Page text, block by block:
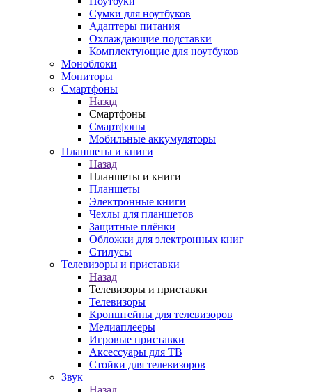
Сумки для ноутбуков
Адаптеры питания
Охлаждающие подставки
Комплектующие для ноутбуков
Моноблоки
Мониторы
Смартфоны
Назад
Смартфоны
Смартфоны
Мобильные аккумуляторы
Планшеты и книги
Назад
Планшеты и книги
Планшеты
Электронные книги
Чехлы для планшетов
Защитные плёнки
Обложки для электронных книг
Стилусы
Телевизоры и приставки
Назад
Телевизоры и приставки
Телевизоры
Кронштейны для телевизоров
Медиаплееры
Игровые приставки
Аксессуары для ТВ
Стойки для телевизоров
Звук
Назад